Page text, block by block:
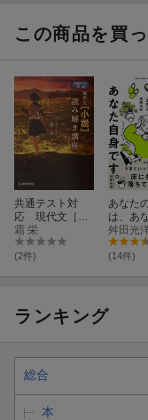
この商品を買
共通テスト対
応 現代文［小
説］読み解き講
座
霜 栄
(2件)
あなた
は、あ
です。
舛田光
(14件)
ランキング
総合
本